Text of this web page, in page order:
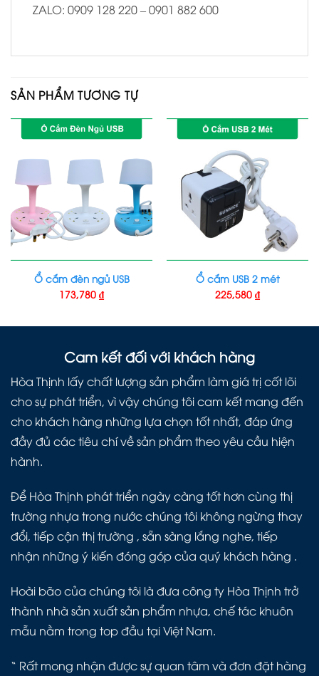
ZALO: 0909 128 220 – 0901 882 600
SẢN PHẨM TƯƠNG TỰ
Ổ cắm đèn ngủ USB
173,780 ₫
Ổ cắm USB 2 mét
225,580 ₫
Cam kết đối với khách hàng
Hòa Thịnh lấy chất lượng sản phẩm làm giá trị cốt lõi
cho sự phát triển, vì vậy chúng tôi cam kết mang đến
cho khách hàng những lựa chọn tốt nhất, đáp ứng
đầy đủ các tiêu chí về sản phẩm theo yêu cầu hiện
hành.
Để Hòa Thịnh phát triển ngày càng tốt hơn cùng thị
trường nhựa trong nước chúng tôi không ngừng thay
đổi, tiếp cận thị trường , sẵn sàng lắng nghe, tiếp
nhận những ý kiến đóng góp của quý khách hàng .
Hoài bão của chúng tôi là đưa công ty Hòa Thịnh trở
thành nhà sản xuất sản phẩm nhựa, chế tác khuôn
mẫu nằm trong top đầu tại Việt Nam.
“ Rất mong nhận được sự quan tâm và đơn đặt hàng